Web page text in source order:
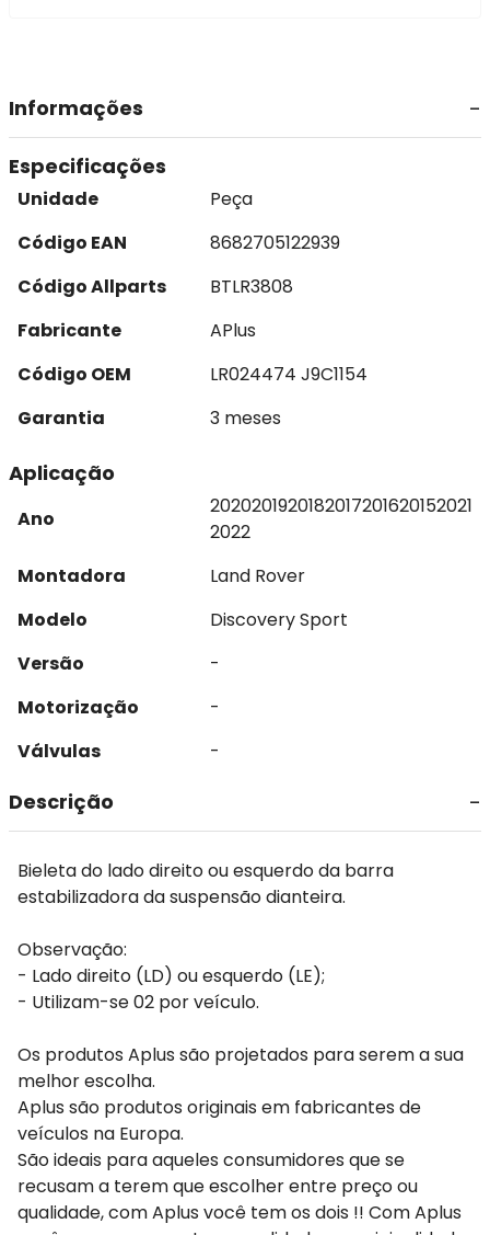
Informações
Especificações
Unidade
Peça
Código EAN
8682705122939
Código Allparts
BTLR3808
Fabricante
APlus
Código OEM
LR024474 J9C1154
Garantia
3 meses
Aplicação
Ano
2020201920182017201620152021
2022
Montadora
Land Rover
Modelo
Discovery Sport
Versão
-
Motorização
-
Válvulas
-
Descrição
Bieleta do lado direito ou esquerdo da barra
estabilizadora da suspensão dianteira.
Observação:
- Lado direito (LD) ou esquerdo (LE);
- Utilizam-se 02 por veículo.
Os produtos Aplus são projetados para serem a sua
melhor escolha.
Aplus são produtos originais em fabricantes de
veículos na Europa.
São ideais para aqueles consumidores que se
recusam a terem que escolher entre preço ou
qualidade, com Aplus você tem os dois !! Com Aplus